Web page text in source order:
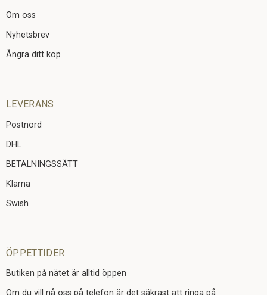
Om oss
Nyhetsbrev
Ångra ditt köp
LEVERANS
Postnord
DHL
BETALNINGSSÄTT
Klarna
Swish
ÖPPETTIDER
Butiken på nätet är alltid öppen